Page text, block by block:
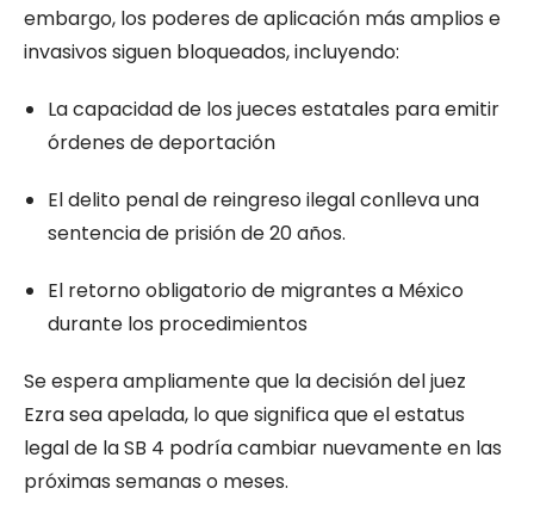
embargo, los poderes de aplicación más amplios e
invasivos siguen bloqueados, incluyendo:
La capacidad de los jueces estatales para emitir
órdenes de deportación
El delito penal de reingreso ilegal conlleva una
sentencia de prisión de 20 años.
El retorno obligatorio de migrantes a México
durante los procedimientos
Se espera ampliamente que la decisión del juez
Ezra sea apelada, lo que significa que el estatus
legal de la SB 4 podría cambiar nuevamente en las
próximas semanas o meses.